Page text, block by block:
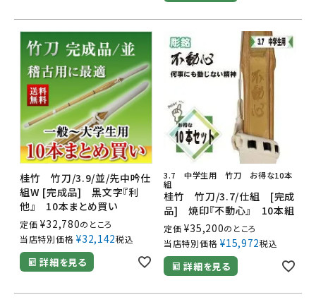
桂竹 竹刀/3.9/並/先中吟仕
組W [完成品] 黒文字『利
他』 10本まとめ買い
定価 ¥32,780のところ
当店特別価格 ¥32,142税込
詳細を見る
3.7 中学生用 竹刀 お得な10本
組
桂竹 竹刀/3.7/仕組 [完成
品] 焼印『不動心』 10本組
定価 ¥35,200のところ
当店特別価格 ¥15,972税込
詳細を見る